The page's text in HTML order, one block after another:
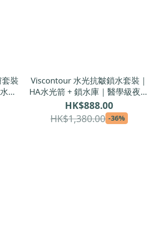
裝
庫
合
Viscontour 水光抗皺鎖水套裝｜
HA水光箭 + 鎖水庫｜醫學級夜間
修護精華＋全日保濕日霜
HK$888.00
HK$1,380.00 -36%